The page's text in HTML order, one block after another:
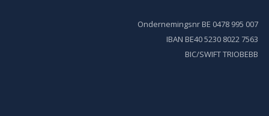
Ondernemingsnr BE 0478 995 007
IBAN BE40 5230 8022 7563
BIC/SWIFT TRIOBEBB